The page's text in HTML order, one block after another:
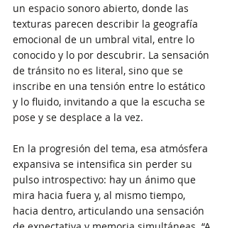
un espacio sonoro abierto, donde las
texturas parecen describir la geografía
emocional de un umbral vital, entre lo
conocido y lo por descubrir. La sensación
de tránsito no es literal, sino que se
inscribe en una tensión entre lo estático
y lo fluido, invitando a que la escucha se
pose y se desplace a la vez.
En la progresión del tema, esa atmósfera
expansiva se intensifica sin perder su
pulso introspectivo: hay un ánimo que
mira hacia fuera y, al mismo tiempo,
hacia dentro, articulando una sensación